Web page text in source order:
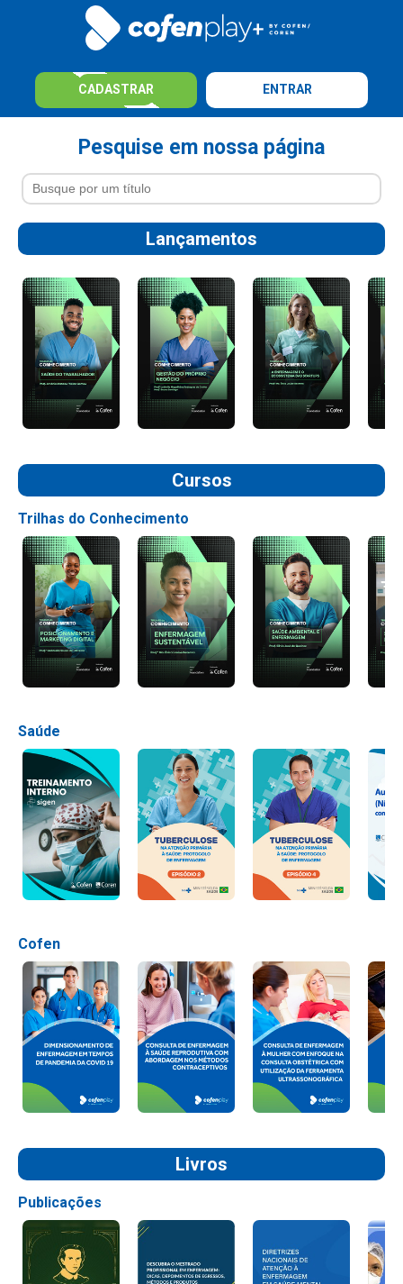
CADASTRAR ENTRAR
Pesquise em nossa página
Lançamentos
Cursos
Trilhas do Conhecimento
Saúde
Cofen
Livros
Publicações